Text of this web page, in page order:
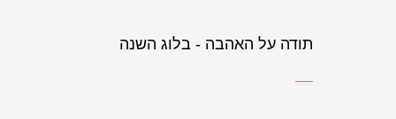
תודה על האהבה - בלוג השנה